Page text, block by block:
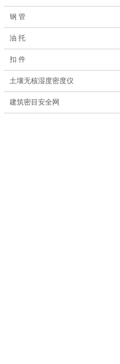
钢 管
油 托
扣 件
土壤无核湿度密度仪
建筑密目安全网